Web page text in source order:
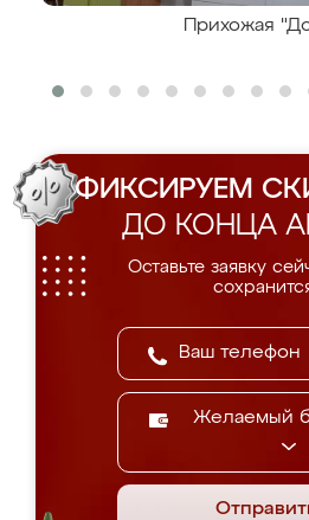
Прихожая
ФИКСИРУЕМ
ДО КОНЦА
Оставьте заявку
Желаемый